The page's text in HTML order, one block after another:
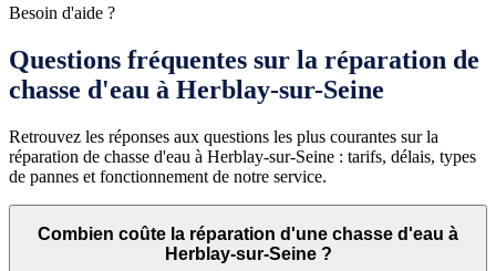
Besoin d'aide ?
Questions fréquentes sur la réparation de
chasse d'eau à Herblay-sur-Seine
Retrouvez les réponses aux questions les plus courantes sur la
réparation de chasse d'eau à Herblay-sur-Seine : tarifs, délais, types
de pannes et fonctionnement de notre service.
Combien coûte la réparation d'une chasse d'eau à
Herblay-sur-Seine ?